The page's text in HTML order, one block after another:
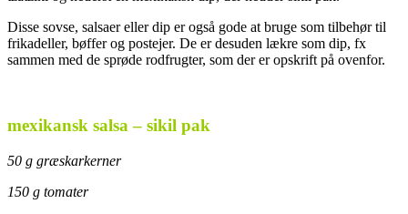
Disse sovse, salsaer eller dip er også gode at bruge som tilbehør til
frikadeller, bøffer og postejer. De er desuden lækre som dip, fx
sammen med de sprøde rodfrugter, som der er opskrift på ovenfor.
mexikansk salsa – sikil pak
50 g græskarkerner
150 g tomater